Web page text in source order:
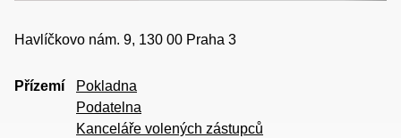
Havlíčkovo nám. 9, 130 00 Praha 3
Přízemí
Pokladna
Podatelna
Kanceláře volených zástupců